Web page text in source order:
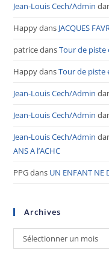
Jean-Louis Cech/Admin
Happydans JACQUES
patricedansTour de piste
HappydansTour de piste
Jean-Louis Cech/Admin
Jean-Louis Cech/Admin
Jean-Louis Cech/Admin
ANS A l’ACHC
PPGdans UN ENFANT NE
Archives
Sélectionner un mois